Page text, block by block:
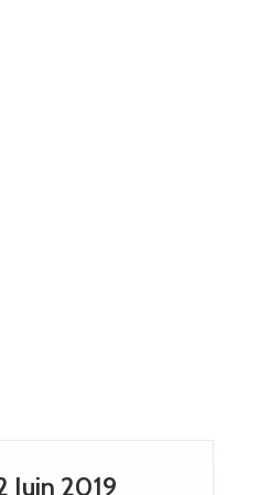
Juin 2019